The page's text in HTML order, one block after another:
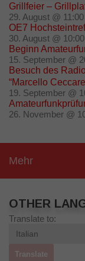
Grillfeier –
29. August @ 11:00
OE7
30. August @ 10:00
Beginn
15. September @
Besuch des
“Marcello
19. September @
26. November @
Mehr
OTHER
Translate to: